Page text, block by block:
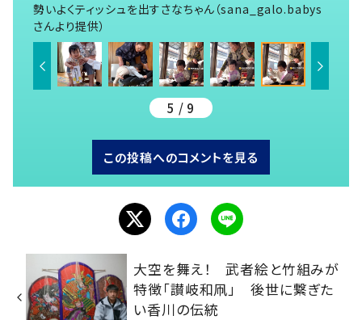
勢いよくティッシュを出すさなちゃん（sana_galo.babys
さんより提供）
5 / 9
この投稿へのコメントを見る
大空を舞え！ 武者絵と竹組みが
特徴「讃岐和凧」 後世に繋ぎた
い香川の伝統